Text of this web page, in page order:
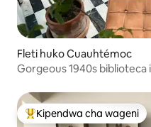
Fleti huko Cuauhtémoc
Gorgeous 1940s
Kipendwa maarufu cha
Kipendwa cha wageni